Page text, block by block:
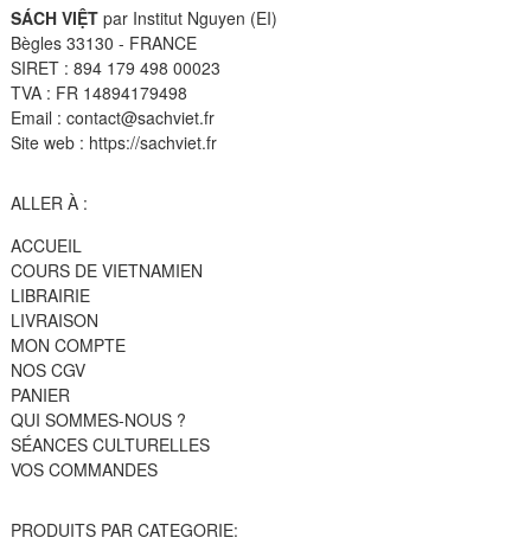
SÁCH VIỆTpar Institut Nguyen (EI)
Bègles 33130 - FRANCE
SIRET : 894 179 498 00023
TVA : FR 14894179498
Email : contact@sachviet.fr
Site web : https://sachviet.fr
ALLER À :
ACCUEIL
COURS DE VIETNAMIEN
LIBRAIRIE
LIVRAISON
MON COMPTE
NOS CGV
PANIER
QUI SOMMES-NOUS ?
SÉANCES CULTURELLES
VOS COMMANDES
PRODUITS PAR CATEGORIE: